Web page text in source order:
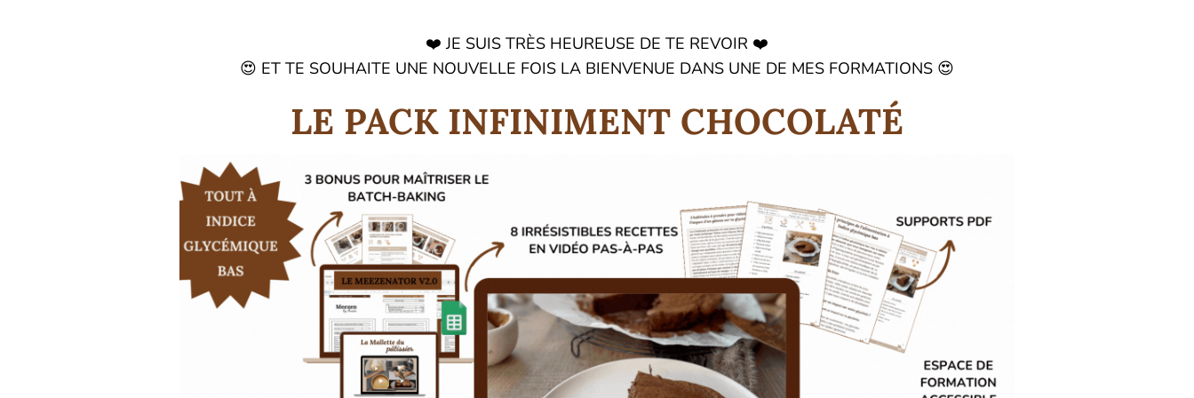
❤️ JE SUIS TRÈS HEUREUSE DE TE REVOIR ❤️
😍 ET TE SOUHAITE UNE NOUVELLE FOIS LA BIENVENUE DANS UNE DE MES FORMATIONS 😍
LE PACK INFINIMENT CHOCOLATÉ